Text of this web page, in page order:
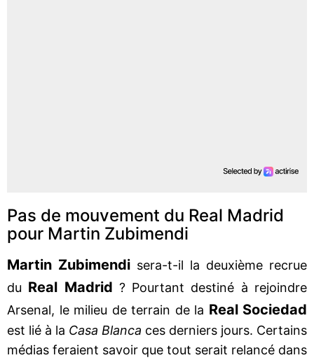
Pas de mouvement du Real Madrid
pour Martin Zubimendi
Martin Zubimendi sera-t-il la deuxième recrue
du Real Madrid ? Pourtant destiné à rejoindre
Arsenal, le milieu de terrain de la Real Sociedad
est lié à la Casa Blanca ces derniers jours. Certains
médias feraient savoir que tout serait relancé dans